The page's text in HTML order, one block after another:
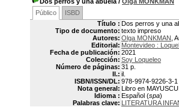
Público
ISBD
Título : Dos perros y una
Tipo de documento: texto impreso
Autores: Olga MONKMAN ,
Editorial: Montevideo :
Fecha de publicación: 2021
Colección: Soy Loqueleo
Número de páginas: 31 p.
Il.: il.
ISBN/ISSN/DL: 978-9974-9226-3-1
Nota general: Libro en
Idioma : Español (spa)
Palabras clave: LITERATURA